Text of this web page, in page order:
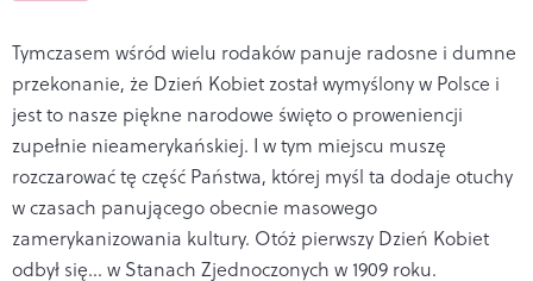
Tymczasem wśród wielu rodaków panuje radosne i dumne
przekonanie, że Dzień Kobiet został wymyślony w Polsce i
jest to nasze piękne narodowe święto o proweniencji
zupełnie nieamerykańskiej. I w tym miejscu muszę
rozczarować tę część Państwa, której myśl ta dodaje otuchy
w czasach panującego obecnie masowego
zamerykanizowania kultury. Otóż pierwszy Dzień Kobiet
odbył się… w Stanach Zjednoczonych w 1909 roku.